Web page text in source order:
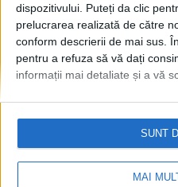
dispozitivului. Puteți da clic
prelucrarea realizată de către
conform descrierii de mai sus.
pentru a refuza să vă dați
informații mai detaliate și a vă
retrageți consimțământul în
MAI
SUNT
© 2020Radio TOP Suceava 104 FM